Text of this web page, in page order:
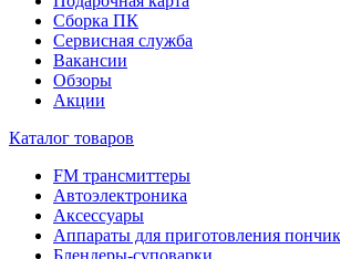
Сборка ПК
Сервисная служба
Вакансии
Обзоры
Акции
Каталог товаров
FM трансмиттеры
Автоэлектроника
Аксессуары
Аппараты для приготовления
Блендеры-суповарки